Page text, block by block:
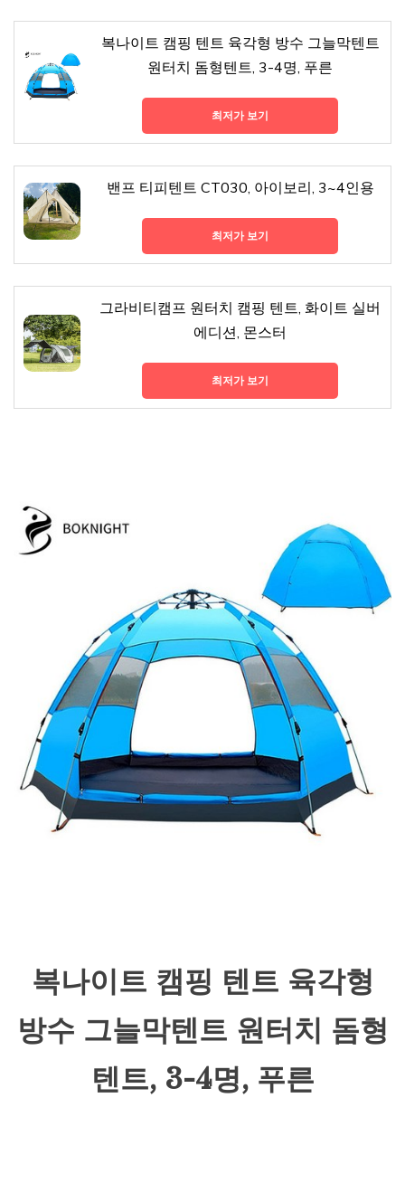
복나이트 캠핑 텐트 육각형 방수 그늘막텐트
원터치 돔형텐트, 3-4명, 푸른
최저가 보기
밴프 티피텐트 CT030, 아이보리, 3~4인용
최저가 보기
그라비티캠프 원터치 캠핑 텐트, 화이트 실버
에디션, 몬스터
최저가 보기
복나이트 캠핑 텐트 육각형
방수 그늘막텐트 원터치 돔형
텐트, 3-4명, 푸른